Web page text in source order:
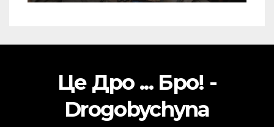
Це Дро ... Бро! -
Drogobychyna